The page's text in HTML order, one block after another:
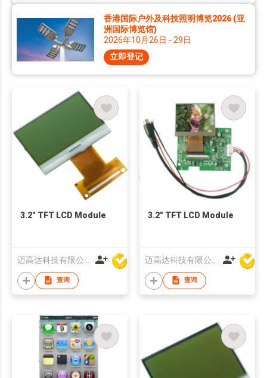
香港国际户外及科技照明博览2026 (亚
洲国际博览馆)
2026年10月26日 - 29日
立即登记
3.2" TFT LCD Module
查询
3.2" TFT LCD Module
查询